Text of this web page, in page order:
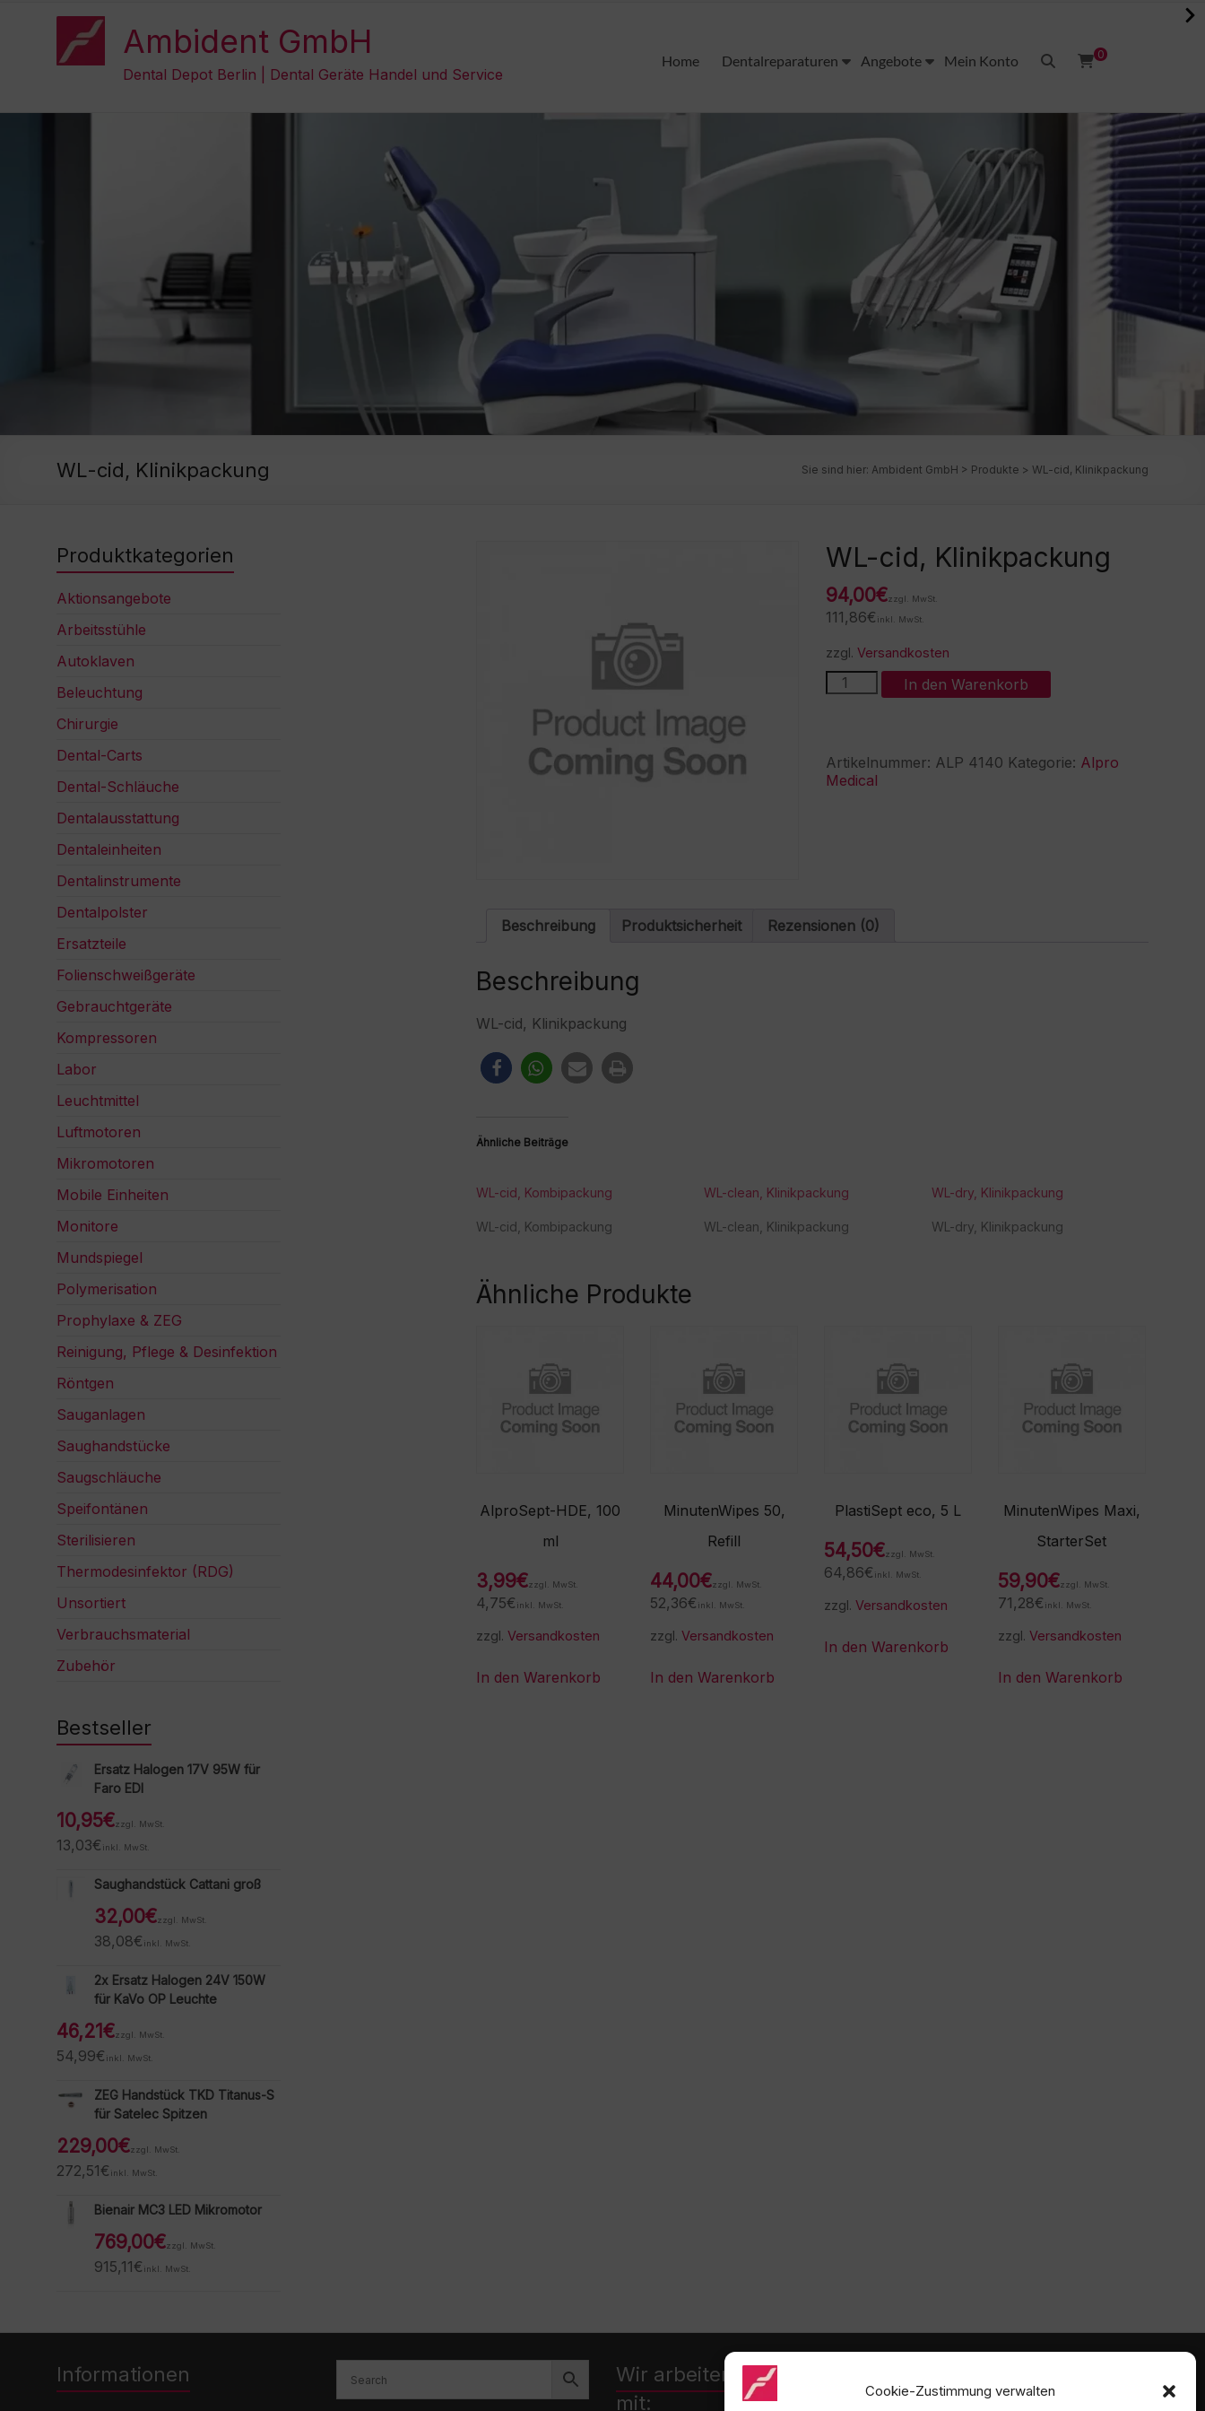
Cookie-Zustimmung verwalten
Ambident GmbH
Dental Depot Berlin | Dental Geräte Handel und Service
0
Home Dentalreparaturen Angebote Mein Konto
WL-cid, Klinikpackung Sie sind hier: Ambident GmbH > Produkte > WL-cid, Klinikpackung
WL-cid, Klinikpackung
94,00€zzgl. MwSt.
111,86€ inkl. MwSt.
zzgl. Versandkosten
WL-
cid,
In den Warenkorb
n
Artikelnummer: ALP 4140 Kategorie: Alpro
Medical
Beschreibung Produktsicherheit Rezensionen (0)
Beschreibung
WL-cid, Klinikpackung
Ähnliche Beiträge
WL-cid, Kombipackung
WL-cid, Kombipackung
WL-clean, Klinikpackung
WL-clean, Klinikpackung
WL-dry, Klinikpackung
WL-dry, Klinikpackung
Ähnliche Produkte
AlproSept-HDE, 100
ml
3,99€zzgl. MwSt.
4,75€ inkl. MwSt.
zzgl. Versandkosten
In den Warenkorb
MinutenWipes 50,
Refill
44,00€zzgl. MwSt.
52,36€ inkl. MwSt.
zzgl. Versandkosten
In den Warenkorb
PlastiSept eco, 5 L
54,50€zzgl. MwSt.
64,86€ inkl. MwSt.
zzgl. Versandkosten
In den Warenkorb
MinutenWipes Maxi,
StarterSet
59,90€zzgl. MwSt.
71,28€ inkl. MwSt.
zzgl. Versandkosten
In den Warenkorb
Produktkategorien
Aktionsangebote
Arbeitsstühle
Autoklaven
Beleuchtung
Chirurgie
Dental-Carts
Dental-Schläuche
Dentalausstattung
Dentaleinheiten
Dentalinstrumente
Dentalpolster
Ersatzteile
Folienschweißgeräte
Gebrauchtgeräte
Kompressoren
Labor
Leuchtmittel
Luftmotoren
Mikromotoren
Mobile Einheiten
Monitore
Mundspiegel
Polymerisation
Prophylaxe & ZEG
Reinigung, Pflege & Desinfektion
Röntgen
Sauganlagen
Saughandstücke
Saugschläuche
Speifontänen
Sterilisieren
Thermodesinfektor (RDG)
Unsortiert
Verbrauchsmaterial
Zubehör
Bestseller
Ersatz Halogen 17V 95W für
Faro EDI
10,95€zzgl. MwSt.
13,03€ inkl. MwSt.
Saughandstück Cattani groß
32,00€zzgl. MwSt.
38,08€ inkl. MwSt.
2x Ersatz Halogen 24V 150W
für KaVo OP Leuchte
46,21€zzgl. MwSt.
54,99€ inkl. MwSt.
ZEG Handstück TKD Titanus-S
für Satelec Spitzen
229,00€zzgl. MwSt.
272,51€ inkl. MwSt.
Bienair MC3 LED Mikromotor
769,00€zzgl. MwSt.
915,11€ inkl. MwSt.
Informationen
Wir arbeiten zusammen
mit: